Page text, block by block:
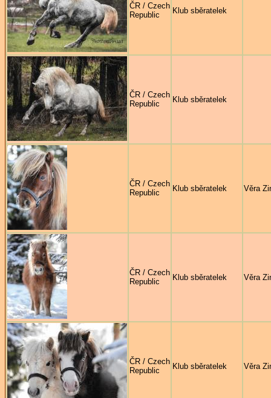
ČR / Czech
Republic
Klub sběratelek
ČR / Czech
Republic
Klub sběratelek
ČR / Czech
Republic
Klub sběratelek Věra
ČR / Czech
Republic
Klub sběratelek Věra
ČR / Czech
Republic
Klub sběratelek Věra